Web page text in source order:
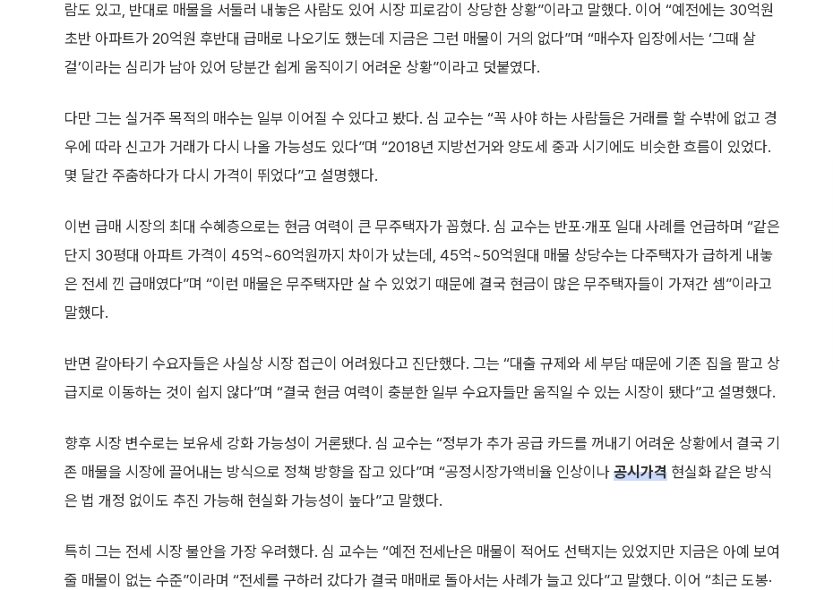
람도 있고, 반대로 매물을 서둘러 내놓은 사람도 있어 시장 피로감이 상당한 상황”이라고 말했다. 이어 “예전에는 30억원
초반 아파트가 20억원 후반대 급매로 나오기도 했는데 지금은 그런 매물이 거의 없다”며 “매수자 입장에서는 ‘그때 살
걸’이라는 심리가 남아 있어 당분간 쉽게 움직이기 어려운 상황”이라고 덧붙였다.
다만 그는 실거주 목적의 매수는 일부 이어질 수 있다고 봤다. 심 교수는 “꼭 사야 하는 사람들은 거래를 할 수밖에 없고 경
우에 따라 신고가 거래가 다시 나올 가능성도 있다”며 “2018년 지방선거와 양도세 중과 시기에도 비슷한 흐름이 있었다.
몇 달간 주춤하다가 다시 가격이 뛰었다”고 설명했다.
이번 급매 시장의 최대 수혜층으로는 현금 여력이 큰 무주택자가 꼽혔다. 심 교수는 반포·개포 일대 사례를 언급하며 “같은
단지 30평대 아파트 가격이 45억~60억원까지 차이가 났는데, 45억~50억원대 매물 상당수는 다주택자가 급하게 내놓
은 전세 낀 급매였다”며 “이런 매물은 무주택자만 살 수 있었기 때문에 결국 현금이 많은 무주택자들이 가져간 셈”이라고
말했다.
반면 갈아타기 수요자들은 사실상 시장 접근이 어려웠다고 진단했다. 그는 “대출 규제와 세 부담 때문에 기존 집을 팔고 상
급지로 이동하는 것이 쉽지 않다”며 “결국 현금 여력이 충분한 일부 수요자들만 움직일 수 있는 시장이 됐다”고 설명했다.
향후 시장 변수로는 보유세 강화 가능성이 거론됐다. 심 교수는 “정부가 추가 공급 카드를 꺼내기 어려운 상황에서 결국 기
존 매물을 시장에 끌어내는 방식으로 정책 방향을 잡고 있다”며 “공정시장가액비율 인상이나 공시가격 현실화 같은 방식
은 법 개정 없이도 추진 가능해 현실화 가능성이 높다”고 말했다.
특히 그는 전세 시장 불안을 가장 우려했다. 심 교수는 “예전 전세난은 매물이 적어도 선택지는 있었지만 지금은 아예 보여
줄 매물이 없는 수준”이라며 “전세를 구하러 갔다가 결국 매매로 돌아서는 사례가 늘고 있다”고 말했다. 이어 “최근 도봉·